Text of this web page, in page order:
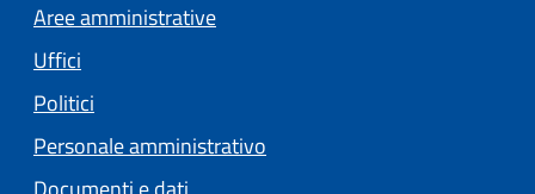
Aree amministrative
Uffici
Politici
Personale amministrativo